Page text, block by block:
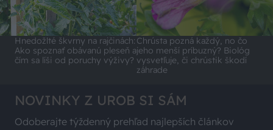
Hnedožlté škvrny na rajčinách:
Ako spoznať obávanú pleseň a
čím sa líši od poruchy výživy?
Chrústa pozná každý, no čo
jeho menší príbuzný? Biológ
vysvetľuje, či chrústik škodí
záhrade
NOVINKY Z UROB SI SÁM
Odoberajte týždenný prehľad najlepších článkov